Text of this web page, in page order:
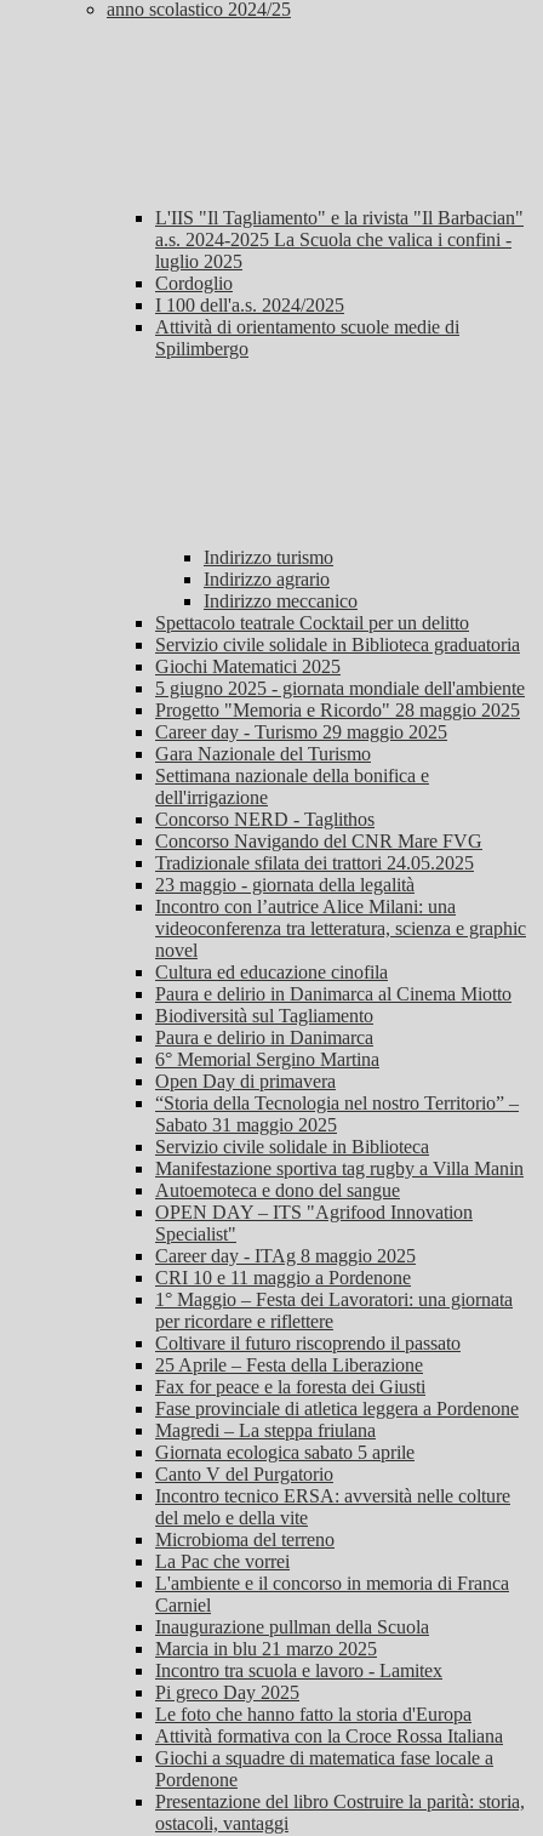
anno scolastico 2024/25
L'IIS "Il Tagliamento" e la rivista "Il Barbacian"
a.s. 2024-2025 La Scuola che valica i confini -
luglio 2025
Cordoglio
I 100 dell'a.s. 2024/2025
Attività di orientamento scuole medie di
Spilimbergo
Indirizzo turismo
Indirizzo agrario
Indirizzo meccanico
Spettacolo teatrale Cocktail per un delitto
Servizio civile solidale in Biblioteca graduatoria
Giochi Matematici 2025
5 giugno 2025 - giornata mondiale dell'ambiente
Progetto "Memoria e Ricordo" 28 maggio 2025
Career day - Turismo 29 maggio 2025
Gara Nazionale del Turismo
Settimana nazionale della bonifica e
dell'irrigazione
Concorso NERD - Taglithos
Concorso Navigando del CNR Mare FVG
Tradizionale sfilata dei trattori 24.05.2025
23 maggio - giornata della legalità
Incontro con l’autrice Alice Milani: una
videoconferenza tra letteratura, scienza e graphic
novel
Cultura ed educazione cinofila
Paura e delirio in Danimarca al Cinema Miotto
Biodiversità sul Tagliamento
Paura e delirio in Danimarca
6° Memorial Sergino Martina
Open Day di primavera
“Storia della Tecnologia nel nostro Territorio” –
Sabato 31 maggio 2025
Servizio civile solidale in Biblioteca
Manifestazione sportiva tag rugby a Villa Manin
Autoemoteca e dono del sangue
OPEN DAY – ITS "Agrifood Innovation
Specialist"
Career day - ITAg 8 maggio 2025
CRI 10 e 11 maggio a Pordenone
1° Maggio – Festa dei Lavoratori: una giornata
per ricordare e riflettere
Coltivare il futuro riscoprendo il passato
25 Aprile – Festa della Liberazione
Fax for peace e la foresta dei Giusti
Fase provinciale di atletica leggera a Pordenone
Magredi – La steppa friulana
Giornata ecologica sabato 5 aprile
Canto V del Purgatorio
Incontro tecnico ERSA: avversità nelle colture
del melo e della vite
Microbioma del terreno
La Pac che vorrei
L'ambiente e il concorso in memoria di Franca
Carniel
Inaugurazione pullman della Scuola
Marcia in blu 21 marzo 2025
Incontro tra scuola e lavoro - Lamitex
Pi greco Day 2025
Le foto che hanno fatto la storia d'Europa
Attività formativa con la Croce Rossa Italiana
Giochi a squadre di matematica fase locale a
Pordenone
Presentazione del libro Costruire la parità: storia,
ostacoli, vantaggi